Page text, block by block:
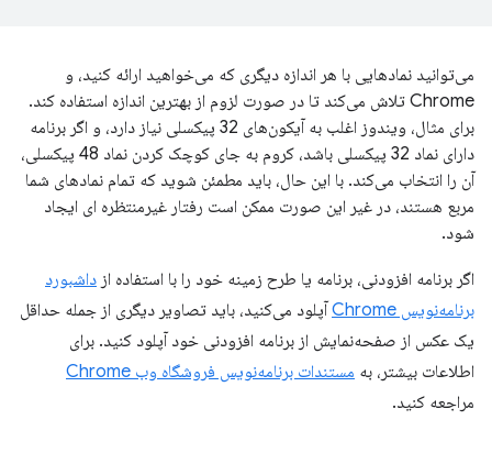
می‌توانید نمادهایی با هر اندازه دیگری که می‌خواهید ارائه کنید، و
Chrome تلاش می‌کند تا در صورت لزوم از بهترین اندازه استفاده کند.
برای مثال، ویندوز اغلب به آیکون‌های 32 پیکسلی نیاز دارد، و اگر برنامه
دارای نماد 32 پیکسلی باشد، کروم به جای کوچک کردن نماد 48 پیکسلی،
آن را انتخاب می‌کند. با این حال، باید مطمئن شوید که تمام نمادهای شما
مربع هستند، در غیر این صورت ممکن است رفتار غیرمنتظره ای ایجاد
شود.
اگر برنامه افزودنی، برنامه یا طرح زمینه خود را با استفاده از داشبورد
برنامه‌نویس Chrome
آپلود می‌کنید، باید تصاویر دیگری از جمله حداقل
یک عکس از صفحه‌نمایش از برنامه افزودنی خود آپلود کنید. برای
اطلاعات بیشتر، به مستندات برنامه‌نویس فروشگاه وب Chrome
مراجعه کنید.